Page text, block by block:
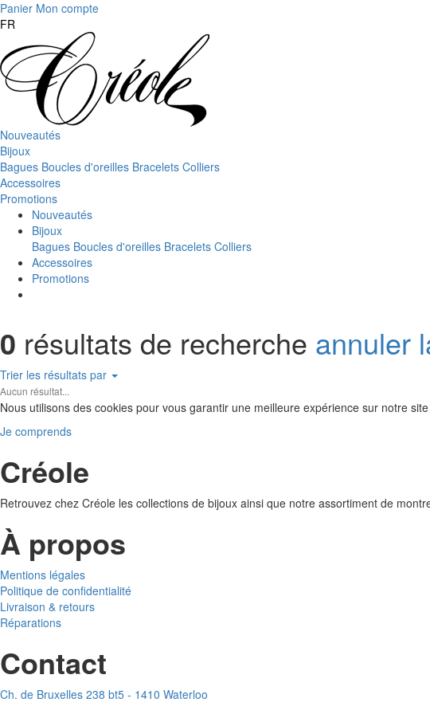
Panier Mon compte
FR
Nouveautés
Bijoux
Bagues Boucles d'oreilles Bracelets Colliers
Accessoires
Promotions
Nouveautés
Bijoux
Bagues Boucles d'oreilles Bracelets Colliers
Accessoires
Promotions
0 résultats de recherche annuler
Trier les résultats par
Aucun résultat...
Nous utilisons des cookies pour vous garantir une meilleure expérience sur notre
Je comprends
Créole
Retrouvez chez Créole les collections de bijoux ainsi que notre assortiment de
À propos
Mentions légales
Politique de confidentialité
Livraison & retours
Réparations
Contact
Ch. de Bruxelles 238 bt5 - 1410 Waterloo